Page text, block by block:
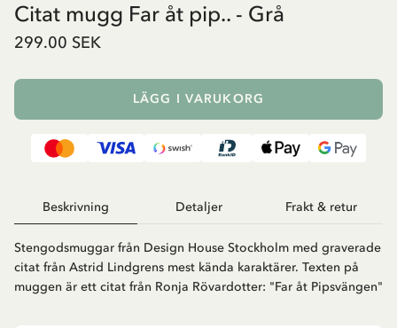
Citat mugg Far åt pip.. - Grå
299.00 SEK
LÄGG I VARUKORG
Beskrivning Detaljer Frakt & retur
Stengodsmuggar från Design House Stockholm med graverade
citat från Astrid Lindgrens mest kända karaktärer. Texten på
muggen är ett citat från Ronja Rövardotter: "Far åt Pipsvängen"